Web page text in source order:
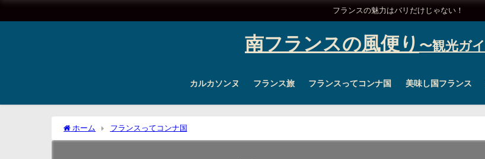
フランスの魅力はバリだけじゃない！
南フランスの風便り
カルカソンヌ フランス旅 フランスってコンナ国 美味し国フランス
ホーム フランスってコンナ国